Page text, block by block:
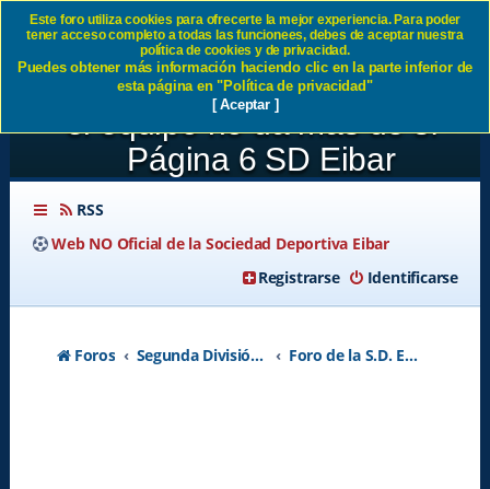
JORNADA27:SD Eibar 1-3
Villarreal Lo mejor la afición,
el equipo no da mas de sí -
Página 6 SD Eibar
RSS
Web NO Oficial de la Sociedad Deportiva Eibar
Identificarse
Registrarse
Foros Segunda División A - Temporada 2026-2027 Foro de la S.D. Eibar
Este foro utiliza cookies para ofrecerte la mejor experiencia. Para poder
tener acceso completo a todas las funcionees, debes de aceptar nuestra
política de cookies y de privacidad.
Puedes obtener más información haciendo clic en la parte inferior de
esta página en "Política de privacidad"
[ Aceptar ]